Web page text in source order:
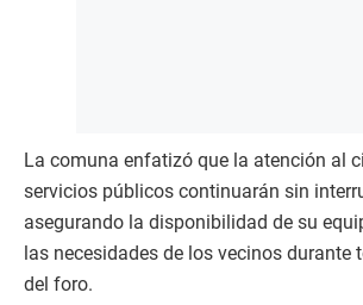
La comuna enfatizó que la atención al
servicios públicos continuarán sin
asegurando la disponibilidad de su
las necesidades de los vecinos durante
del foro.